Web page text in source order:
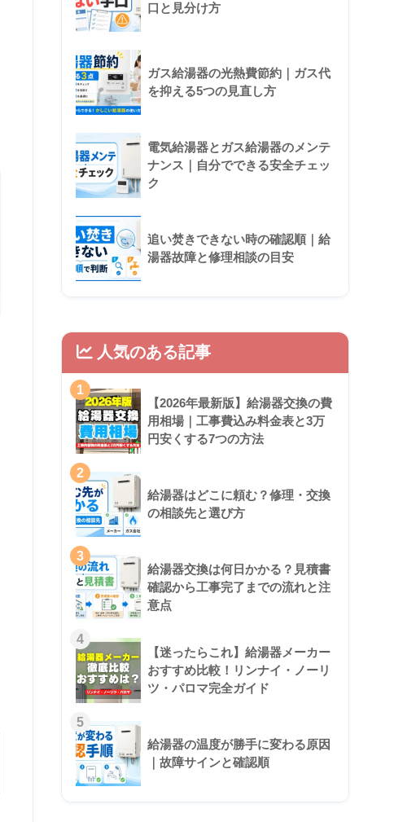
3社で見積もりを比較しましたが、こちらが一番安
心できました。これで、安心してお湯が使えると思
口と見分け方
ガス給湯器の光熱費節約｜ガス代
を抑える5つの見直し方
電気給湯器とガス給湯器のメンテ
ナンス｜自分でできる安全チェッ
ク
追い焚きできない時の確認順｜給
湯器故障と修理相談の目安
人気のある記事
1
【2026年最新版】給湯器交換の費
用相場｜工事費込み料金表と3万
円安くする7つの方法
2
給湯器はどこに頼む？修理・交換
の相談先と選び方
3
給湯器交換は何日かかる？見積書
確認から工事完了までの流れと注
意点
4
【迷ったらこれ】給湯器メーカー
おすすめ比較！リンナイ・ノーリ
ツ・パロマ完全ガイド
5
給湯器の温度が勝手に変わる原因
｜故障サインと確認順